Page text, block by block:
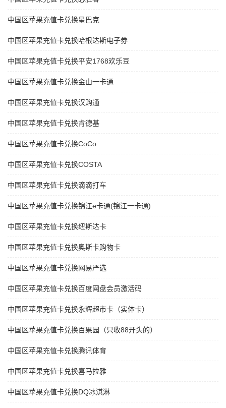
中国区苹果充值卡兑换星巴克
中国区苹果充值卡兑换哈根达斯电子券
中国区苹果充值卡兑换平安1768欢乐豆
中国区苹果充值卡兑换金山一卡通
中国区苹果充值卡兑换汉购通
中国区苹果充值卡兑换肯德基
中国区苹果充值卡兑换CoCo
中国区苹果充值卡兑换COSTA
中国区苹果充值卡兑换滴滴打车
中国区苹果充值卡兑换锦江e卡通(锦江一卡通)
中国区苹果充值卡兑换纽斯达卡
中国区苹果充值卡兑换奥斯卡购物卡
中国区苹果充值卡兑换网易严选
中国区苹果充值卡兑换百度网盘会员激活码
中国区苹果充值卡兑换永辉超市卡（实体卡）
中国区苹果充值卡兑换百果园（只收88开头的）
中国区苹果充值卡兑换腾讯体育
中国区苹果充值卡兑换喜马拉雅
中国区苹果充值卡兑换DQ冰淇淋